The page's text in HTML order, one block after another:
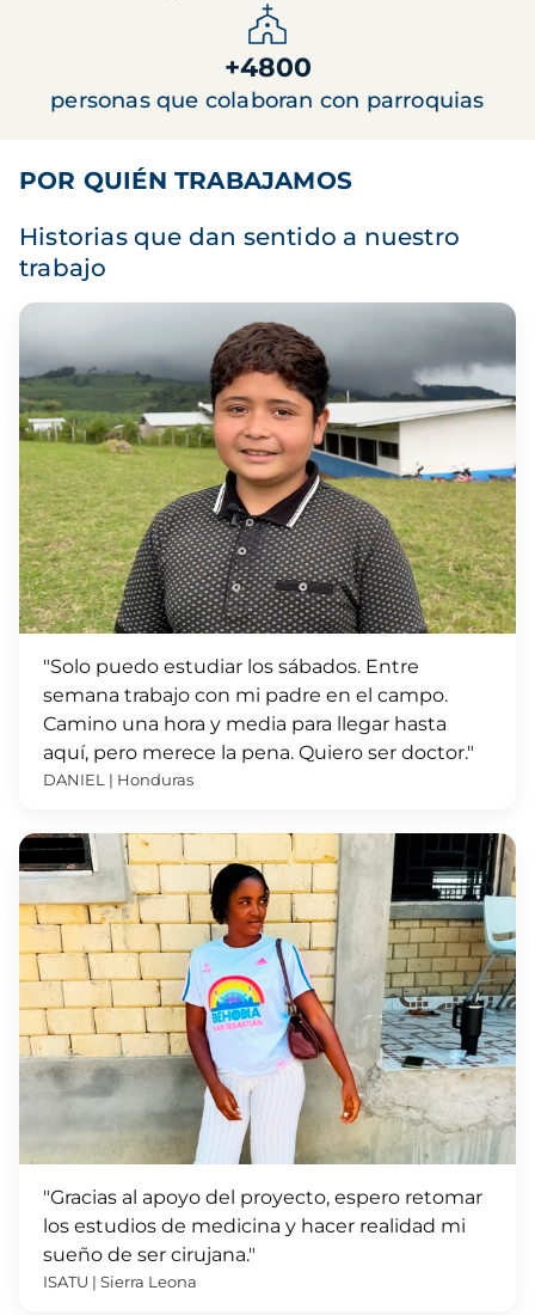
+4800
personas que colaboran con parroquias
POR QUIÉN TRABAJAMOS
Historias que dan sentido a nuestro
trabajo
"Solo puedo estudiar los sábados. Entre
semana trabajo con mi padre en el campo.
Camino una hora y media para llegar hasta
aquí, pero merece la pena. Quiero ser doctor."
DANIEL | Honduras
"Gracias al apoyo del proyecto, espero retomar
los estudios de medicina y hacer realidad mi
sueño de ser cirujana."
ISATU | Sierra Leona